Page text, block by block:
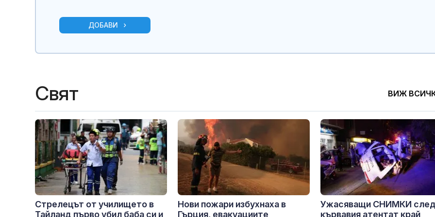
ДОБАВИ
Свят ВИЖ
Стрелецът от училището в
Тайланд първо убил баба си и
Нови пожари избухнаха в
Гърция, евакуациите
Ужасяващи СНИМКИ
кървавия атентат край